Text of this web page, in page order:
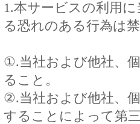
1.本サービスの利用
る恐れのある行為は
①.当社および他社、
ること。
②.当社および他社、
することによって第